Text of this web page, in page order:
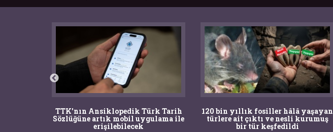
TTK'nın Ansiklopedik Türk Tarih
Sözlüğüne artık mobil uygulama ile
erişilebilecek
120 bin yıllık fosiller hâlâ yaşayan
türlere ait çıktı ve nesli kurumuş
bir tür keşfedildi